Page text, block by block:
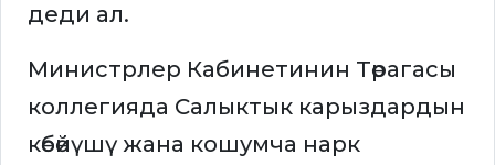
деди ал.
Министрлер Кабинетинин Төрагасы
коллегияда Салыктык карыздардын
көбөйүшү жана кошумча нарк